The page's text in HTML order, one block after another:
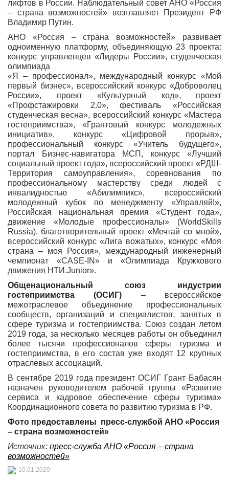
лифтов в России. Наблюдательный совет АНО «Россия
– страна возможностей» возглавляет Президент РФ
Владимир Путин.
АНО «Россия – страна возможностей» развивает
одноименную платформу, объединяющую 23 проекта:
конкурс управленцев «Лидеры России», студенческая
олимпиада
«Я – профессионал», международный конкурс «Мой
первый бизнес», всероссийский конкурс «Доброволец
России», проект «Культурный код», проект
«Профстажировки 2.0», фестиваль «Российская
студенческая весна», всероссийский конкурс «Мастера
гостеприимства», «Грантовый конкурс молодежных
инициатив», конкурс «Цифровой прорыв»,
профессиональный конкурс «Учитель будущего»,
портал Бизнес-навигатора МСП, конкурс «Лучший
социальный проект года», всероссийский проект «РДШ-
Территория самоуправления», соревнования по
профессиональному мастерству среди людей с
инвалидностью «Абилимпикс», всероссийский
молодежный кубок по менеджменту «Управляй!»,
Российская национальная премия «Студент года»,
движение «Молодые профессионалы» (WorldSkills
Russia), благотворительный проект «Мечтай со мной»,
всероссийский конкурс «Лига вожатых», конкурс «Моя
страна – моя Россия», международный инженерный
чемпионат «CASE-IN» и «Олимпиада Кружкового
движения НТИ.Junior».
Общенациональный союз индустрии
гостеприимства (ОСИГ) – всероссийское
межотраслевое объединение профессиональных
сообществ, организаций и специалистов, занятых в
сфере туризма и гостеприимства. Союз создан летом
2019 года, за несколько месяцев работы он объединил
более тысячи профессионалов сферы туризма и
гостеприимства, в его состав уже входят 12 крупных
отраслевых ассоциаций.
В сентябре 2019 года президент ОСИГ Грант Бабасян
назначен руководителем рабочей группы «Развитие
сервиса и кадровое обеспечение сферы туризма»
Координационного совета по развитию туризма в РФ.
Фото предоставлены пресс-службой АНО «Россия
– страна возможностей»
Источник: пресс-служба АНО «Россия – страна
возможностей»
10.01.2020